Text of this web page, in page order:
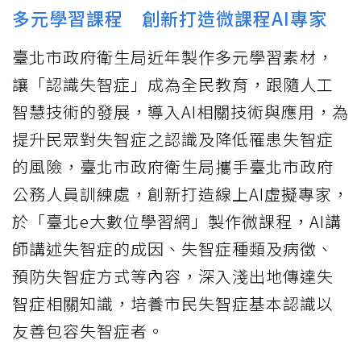
多元學習課程 創新打造微課程AI專家
臺北市政府衛生局近年製作多元學習素材，
讓「認識失智症」成為全民教育，跟隨人工
智慧技術的發展，導入AI相關技術與應用，為
提升民眾對失智症之認識及降低罹患失智症
的風險，臺北市政府衛生局攜手臺北市政府
公務人員訓練處，創新打造線上AI虛擬專家，
於「臺北e大數位學習網」製作微課程，AI講
師講述失智症的成因、失智症種類及病徵、
預防失智症方式等內容，深入淺出地傳達失
智症相關知識，培養市民失智症基本認識以
友善包容失智症者。